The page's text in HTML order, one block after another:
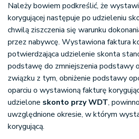
Należy bowiem podkreślić, że
korygującej następuje po udzieleniu
chwilą ziszczenia się warunku
przez nabywcę. Wystawiona faktura
potwierdzająca udzielenie skonta
podstawę do zmniejszenia podstawy
związku z tym, obniżenie podstawy
oparciu o wystawioną fakturę
udzielone skonto przy WDT,
uwzględnione okresie, w którym
korygującą.